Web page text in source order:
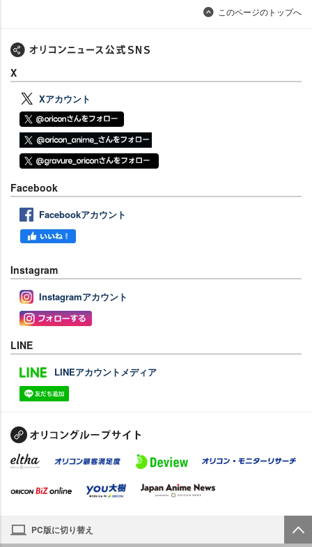
このページのトップへ
X
Xアカウント
Facebook
Facebookアカウント
Instagram
Instagramアカウント
LINE
LINEアカウントメディア
PC版に切り替え